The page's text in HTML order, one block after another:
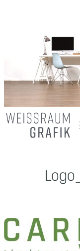
Zum
Inhalt
springen